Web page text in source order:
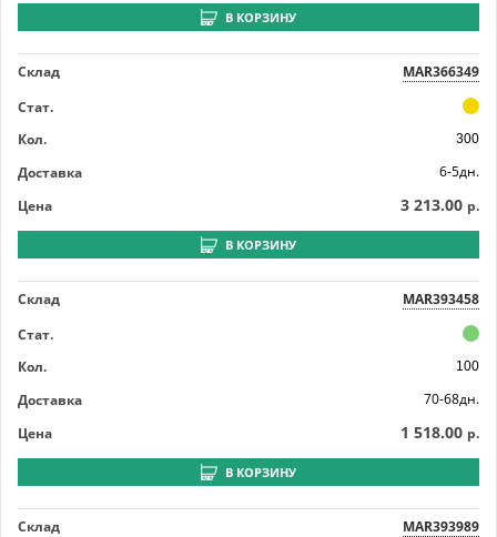
В КОРЗИНУ
Склад
MAR366349
Стат.
Кол.
300
Доставка
6-5дн.
Цена
3 213.00 р.
В КОРЗИНУ
Склад
MAR393458
Стат.
Кол.
100
Доставка
70-68дн.
Цена
1 518.00 р.
В КОРЗИНУ
Склад
MAR393989